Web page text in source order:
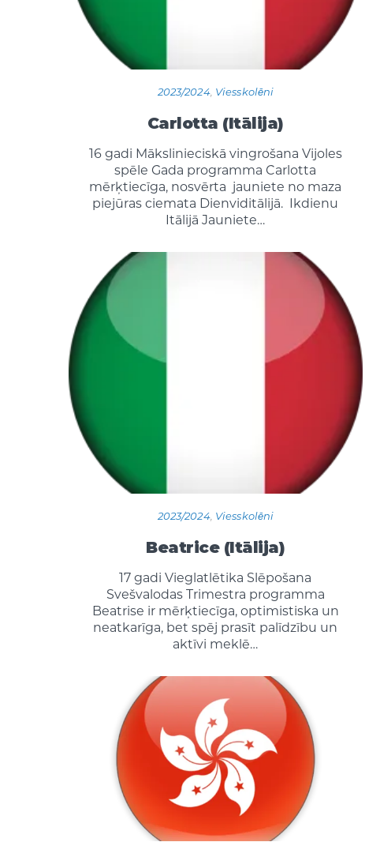
2023/2024, Viesskolēni
Carlotta (Itālija)
16 gadi Mākslinieciskā vingrošana Vijoles
spēle Gada programma Carlotta
mērķtiecīga, nosvērta jauniete no maza
piejūras ciemata Dienviditālijā. Ikdienu
Itālijā Jauniete…
2023/2024, Viesskolēni
Beatrice (Itālija)
17 gadi Vieglatlētika Slēpošana
Svešvalodas Trimestra programma
Beatrise ir mērķtiecīga, optimistiska un
neatkarīga, bet spēj prasīt palīdzību un
aktīvi meklē…